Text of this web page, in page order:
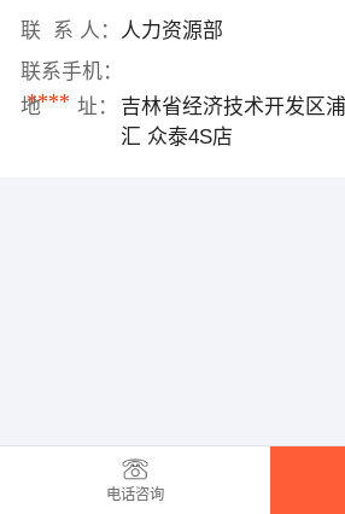
联 系 人： 人力资源部
联系手机：
****
地 址：
吉林省经济技术开发区
汇 众泰4S店
电话咨询